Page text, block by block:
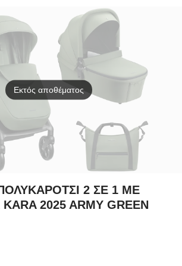
Εκτός αποθέματος
2 ΣΕ 1 ΜΕ
2025 ARMY GREEN